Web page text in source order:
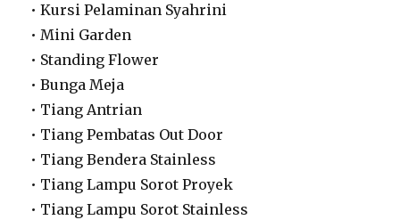
• Kursi Pelaminan Syahrini
• Mini Garden
• Standing Flower
• Bunga Meja
• Tiang Antrian
• Tiang Pembatas Out Door
• Tiang Bendera Stainless
• Tiang Lampu Sorot Proyek
• Tiang Lampu Sorot Stainless